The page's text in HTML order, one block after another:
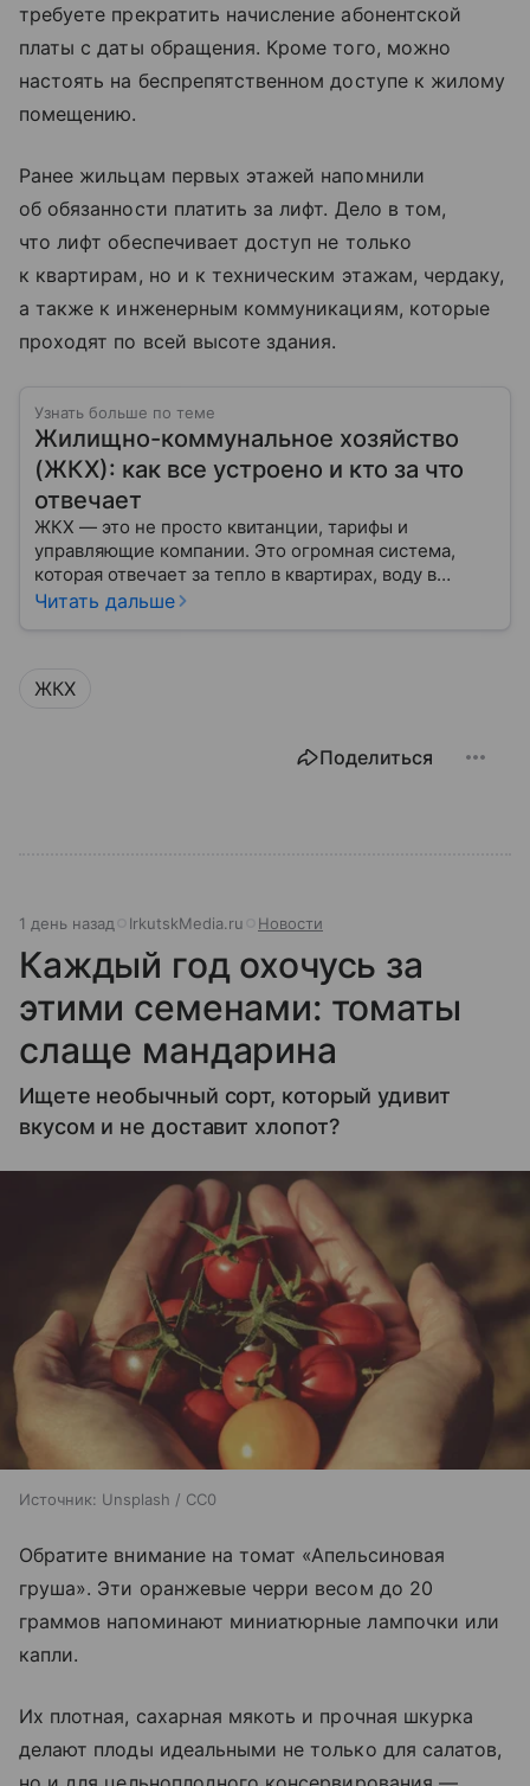
требуете прекратить начисление абонентской
платы с даты обращения. Кроме того, можно
настоять на беспрепятственном доступе к жилому
помещению.
Ранее жильцам первых этажей напомнили
об обязанности платить за лифт. Дело в том,
что лифт обеспечивает доступ не только
к квартирам, но и к техническим этажам, чердаку,
а также к инженерным коммуникациям, которые
проходят по всей высоте здания.
Узнать больше по теме
Жилищно-коммунальное хозяйство
(ЖКХ): как все устроено и кто за что
отвечает
ЖКХ — это не просто квитанции, тарифы и
управляющие компании. Это огромная система,
которая отвечает за тепло в квартирах, воду в
кране, освещение улиц и чистоту во дворах.
Читать дальше
ЖКХ
Поделиться
1 день назад IrkutskMedia.ru Новости
Каждый год охочусь за
этими семенами: томаты
слаще мандарина
Ищете необычный сорт, который удивит
вкусом и не доставит хлопот?
Источник: Unsplash / CC0
Обратите внимание на томат «Апельсиновая
груша». Эти оранжевые черри весом до 20
граммов напоминают миниатюрные лампочки или
капли.
Их плотная, сахарная мякоть и прочная шкурка
делают плоды идеальными не только для салатов,